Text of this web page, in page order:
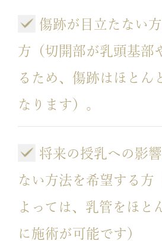
傷跡が目立たない
方（切開部が乳頭基部
るため、傷跡はほとん
なります）。
将来の授乳への影
ない方法を希望する方
よっては、乳管をほと
に施術が可能です）